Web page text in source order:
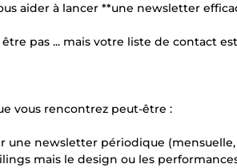
aider à lancer **une newsletter
être pas ... mais votre liste de contact
vous rencontrez peut-être :
une newsletter périodique
mais le design ou les